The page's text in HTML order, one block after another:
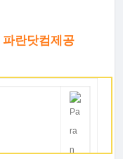
파란닷컴제공